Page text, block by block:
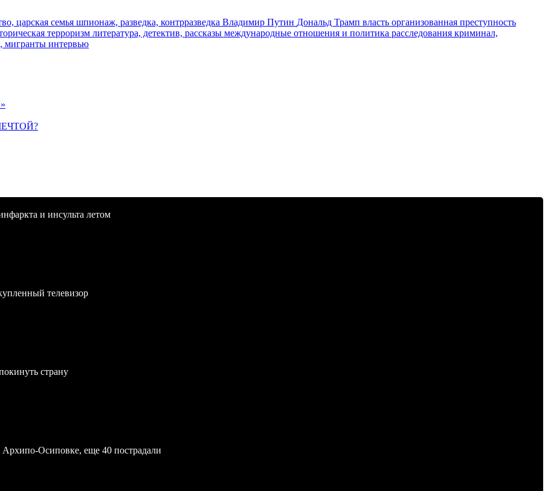
царская семья шпионаж, разведка, контрразведка Владимир Путин Дональд Трамп власть организованная преступность
терроризм литература, детектив, рассказы международные отношения и политика расследования криминал,
мигранты интервью
и инсульта летом
телевизор
страну
Осиповке, еще 40 пострадали